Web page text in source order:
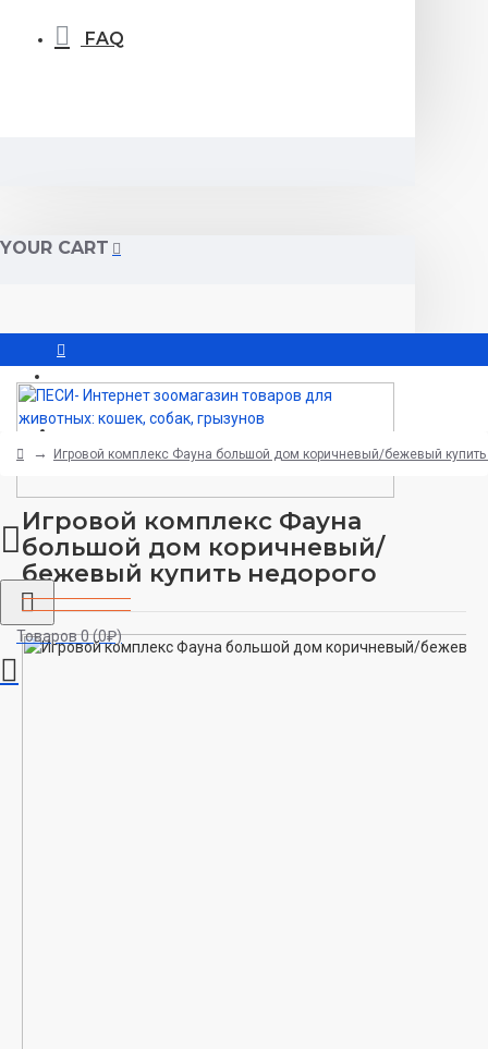
FAQ
YOUR CART
Регистрация
Товаров 0 (0₽)
Игровой комплекс Фауна большой дом коричневый/бежевый купить
Игровой комплекс Фауна
большой дом коричневый/
бежевый купить недорого